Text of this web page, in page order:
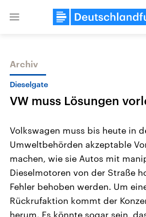
Close
Themen
Landtagswahl Sachsen-Anhalt
2026
Alle Informationen
Sachsen-Anhalt wählt am 6.
September 2026 einen neuen
Bundesland von einer Koalition aus
USA
mit
Archiv
Dieselgate
VW muss Lösungen
Volkswagen muss bis heute in
Umweltbehörden akzeptable
machen, wie sie Autos mit
Dieselmotoren von der Straße
Fehler behoben werden. Um
Rückrufaktion kommt der
herum. Es könnte sogar sein,